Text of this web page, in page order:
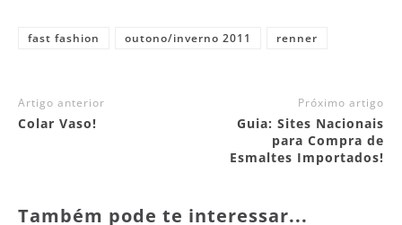
fast fashion outono/inverno 2011 renner
Artigo anterior
Colar Vaso!
Próximo artigo
Guia: Sites Nacionais
para Compra de
Esmaltes Importados!
Também pode te interessar...